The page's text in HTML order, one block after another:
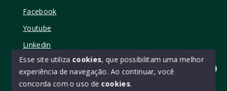
Olá! quer mudar de casa?
Facebook
Youtube
Linkedin
© Copyright 2026 - Elo11 consultoria imobiliária • creci
Esse site utiliza cookies, que possibilitam uma melhor
experiência de navegação. Ao continuar, você
concorda com o uso de cookies.